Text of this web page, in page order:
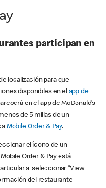
participan en
localización para que
disponibles en el app de
en el app de McDonald’s
de 5 millas de un
Mobile Order & Pay.
el ícono de un
Order & Pay está
al seleccionar “View
del restaurante